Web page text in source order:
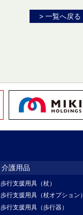
> 一覧へ戻る
介護用品
歩行支援用具（杖）
歩行支援用具（杖オプション）
歩行支援用具（歩行器）